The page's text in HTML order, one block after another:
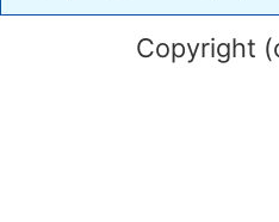
Copyright